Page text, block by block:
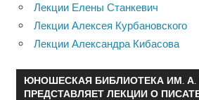
Лекции Елены Станкевич
Лекции Алексея Курбановского
Лекции Александра Кибасова
ЮНОШЕСКАЯ БИБЛИОТЕКА ИМ. А.
ПРЕДСТАВЛЯЕТ ЛЕКЦИИ О